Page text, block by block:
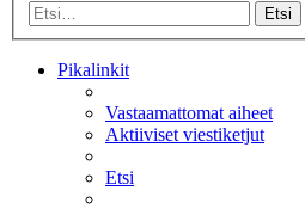
Etsi
Pikalinkit
Vastaamattomat aiheet
Aktiiviset viestiketjut
Etsi